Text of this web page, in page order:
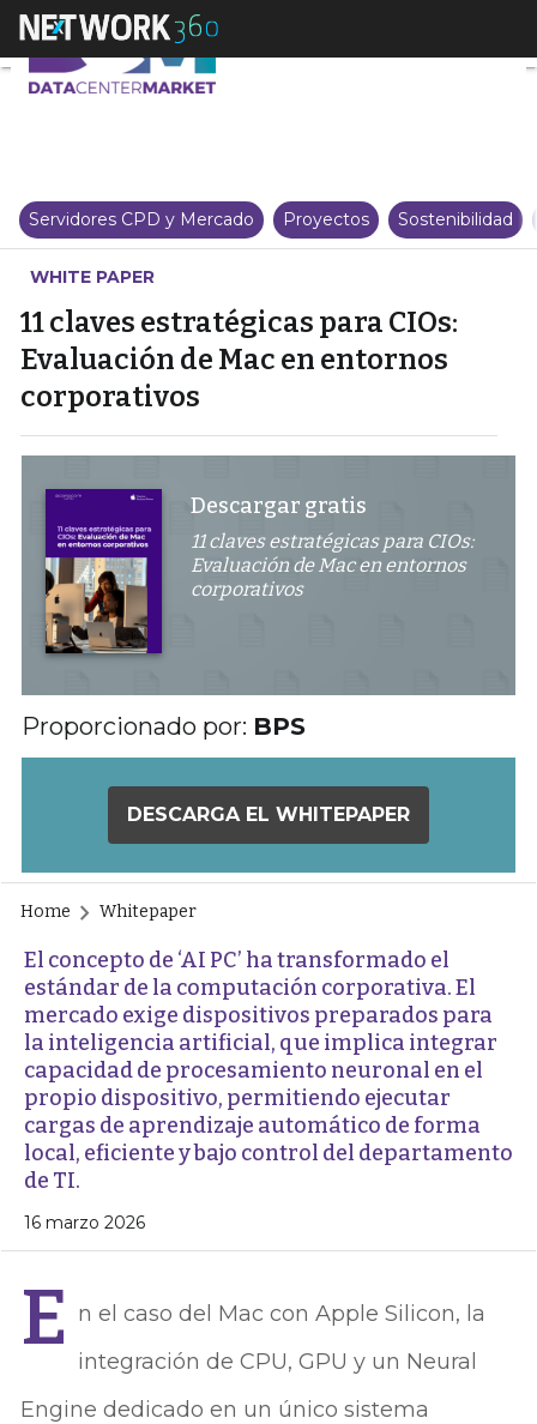
11 claves estratégicas para
Servidores CPD y Mercado Proyectos Sostenibilidad
WHITE PAPER
11 claves estratégicas para CIOs:
Evaluación de Mac en entornos
corporativos
Descargar gratis
11 claves estratégicas para CIOs:
Evaluación de Mac en entornos
corporativos
Proporcionado por: BPS
DESCARGA EL WHITEPAPER
Home Whitepaper
El concepto de ‘AI PC’ ha transformado el
estándar de la computación corporativa. El
mercado exige dispositivos preparados para
la inteligencia artificial, que implica integrar
capacidad de procesamiento neuronal en el
propio dispositivo, permitiendo ejecutar
cargas de aprendizaje automático de forma
local, eficiente y bajo control del departamento
de TI.
16 marzo 2026
E n el caso del Mac con Apple Silicon, la
integración de CPU, GPU y un Neural
Engine dedicado en un único sistema